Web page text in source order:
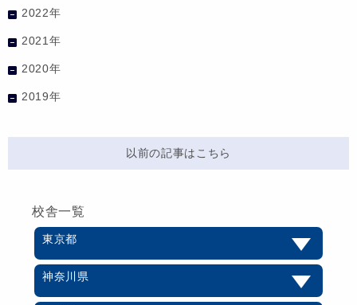
2022年
2021年
2020年
2019年
以前の記事はこちら
校舎一覧
東京都
神奈川県